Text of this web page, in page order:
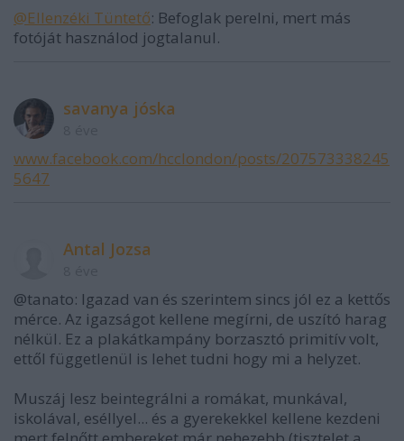
@Ellenzéki Tüntető: Befoglak perelni, mert más
fotóját használod jogtalanul.
savanya jóska
www.facebook.com/hcclondon/posts/207573338245
5647
Antal Jozsa
@tanato: Igazad van és szerintem sincs jól ez a kettős
mérce. Az igazságot kellene megírni, de uszító harag
nélkül. Ez a plakátkampány borzasztó primitív volt,
ettől függetlenül is lehet tudni hogy mi a helyzet.
Muszáj lesz beintegrálni a romákat, munkával,
iskolával, eséllyel... és a gyerekekkel kellene kezdeni